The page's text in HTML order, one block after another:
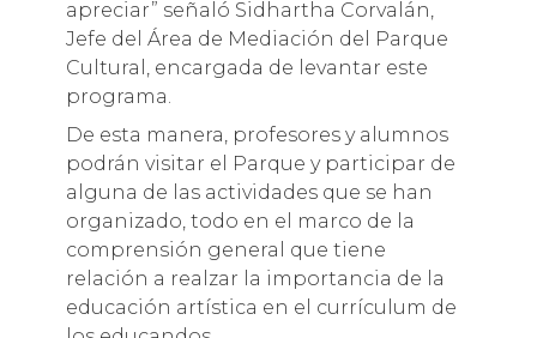
apreciar” señaló Sidhartha Corvalán,
Jefe del Área de Mediación del Parque
Cultural, encargada de levantar este
programa.
De esta manera, profesores y alumnos
podrán visitar el Parque y participar de
alguna de las actividades que se han
organizado, todo en el marco de la
comprensión general que tiene
relación a realzar la importancia de la
educación artística en el currículum de